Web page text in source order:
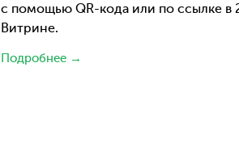
с помощью QR-кода или по ссылке в
Витрине.
Подробнее →